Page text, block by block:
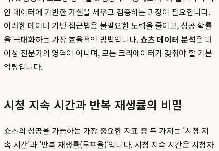
인 데이터에 기반한 가설을 세우고 검증하는 과정이 필요합니다.
이러한 데이터 기반 접근법은 불필요한 노력을 줄이고, 성공 확률
을 극대화하는 가장 효율적인 방법입니다.쇼츠 데이터 분석은 더
이상 전문가의 영역이 아니며, 모든 크리에이터가 갖춰야 할 기본
역량입니다.
시청 지속 시간과 반복 재생률의 비밀
쇼츠의 성공을 가늠하는 가장 중요한 지표 중 두 가지는 '시청 지
속 시간'과 '반복 재생률(루프율)'입니다. 시청 지속 시간은 시청자